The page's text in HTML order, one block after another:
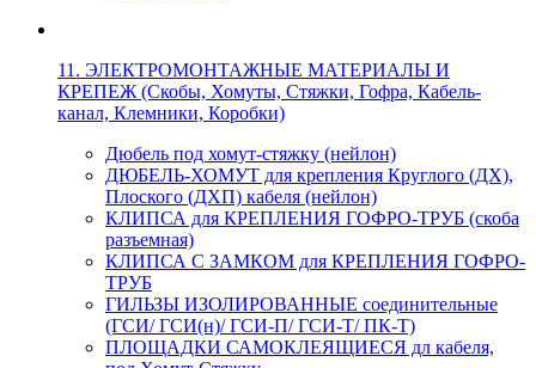
11. ЭЛЕКТРОМОНТАЖНЫЕ МАТЕРИАЛЫ И
КРЕПЕЖ (Скобы, Хомуты, Стяжки, Гофра, Кабель-
канал, Клемники, Коробки)
Дюбель под хомут-стяжку (нейлон)
ДЮБЕЛЬ-ХОМУТ для крепления Круглого (ДХ),
Плоского (ДХП) кабеля (нейлон)
КЛИПСА для КРЕПЛЕНИЯ ГОФРО-ТРУБ (скоба
разъемная)
КЛИПСА С ЗАМКОМ для КРЕПЛЕНИЯ ГОФРО-
ТРУБ
ГИЛЬЗЫ ИЗОЛИРОВАННЫЕ соединительные
(ГСИ/ ГСИ(н)/ ГСИ-П/ ГСИ-Т/ ПК-Т)
ПЛОЩАДКИ САМОКЛЕЯЩИЕСЯ дл кабеля,